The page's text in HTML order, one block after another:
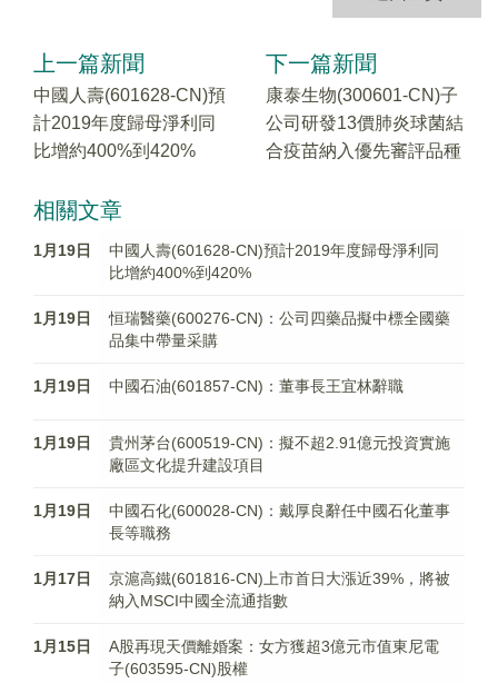
上一篇新聞
中國人壽(601628-CN)預
計2019年度歸母淨利同
比增約400%到420%
下一篇新聞
康泰生物(300601-CN)子
公司研發13價肺炎球菌結
合疫苗納入優先審評品種
相關文章
1月19日
中國人壽(601628-CN)預計2019年度歸母淨利同
比增約400%到420%
1月19日
恒瑞醫藥(600276-CN)：公司四藥品擬中標全國藥
品集中帶量采購
1月19日 中國石油(601857-CN)：董事長王宜林辭職
1月19日
貴州茅台(600519-CN)：擬不超2.91億元投資實施
廠區文化提升建設項目
1月19日
中國石化(600028-CN)：戴厚良辭任中國石化董事
長等職務
1月17日
京滬高鐵(601816-CN)上市首日大漲近39%，將被
納入MSCI中國全流通指數
1月15日
A股再現天價離婚案：女方獲超3億元市值東尼電
子(603595-CN)股權